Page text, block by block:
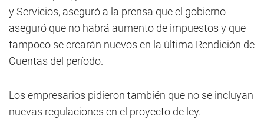
y Servicios, aseguró a la prensa que el gobierno
aseguró que no habrá aumento de impuestos y que
tampoco se crearán nuevos en la última Rendición de
Cuentas del período.
Los empresarios pidieron también que no se incluyan
nuevas regulaciones en el proyecto de ley.